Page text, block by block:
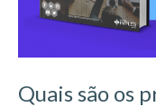
Quais são os